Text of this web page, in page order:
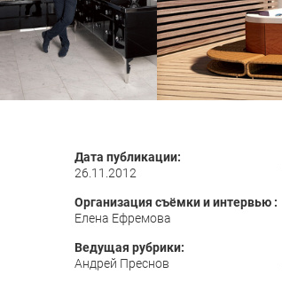
Дата публикации:
26.11.2012
Организация съёмки и интервью :
Елена Ефремова
Ведущая рубрики:
Андрей Преснов